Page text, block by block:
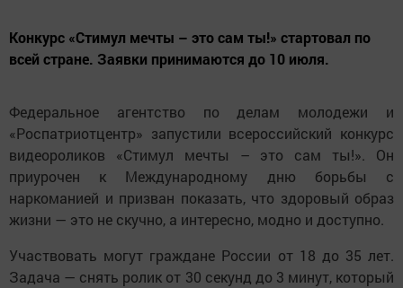
Конкурс «Стимул мечты – это сам ты!» стартовал по
всей стране. Заявки принимаются до 10 июля.
Федеральное агентство по делам молодежи и
«Роспатриотцентр» запустили всероссийский конкурс
видеороликов «Стимул мечты – это сам ты!». Он
приурочен к Международному дню борьбы с
наркоманией и призван показать, что здоровый образ
жизни — это не скучно, а интересно, модно и доступно.
Участвовать могут граждане России от 18 до 35 лет.
Задача — снять ролик от 30 секунд до 3 минут, который